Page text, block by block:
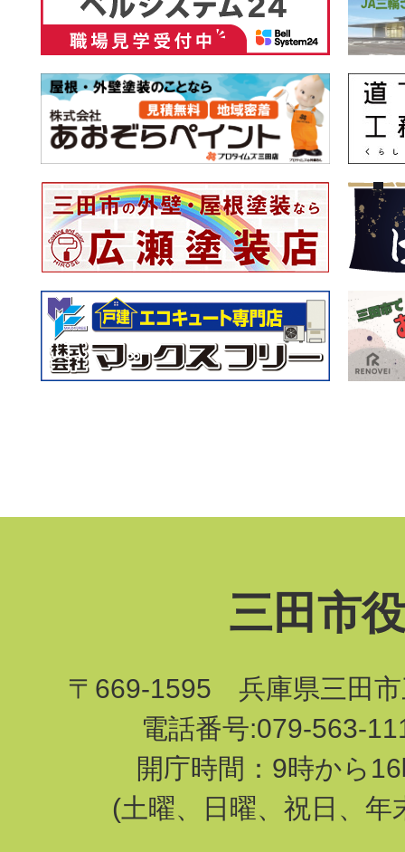
三田市
〒669-1595 兵庫県三田市
電話番号:079-563-
開庁時間：9時から
(土曜、日曜、祝日、年